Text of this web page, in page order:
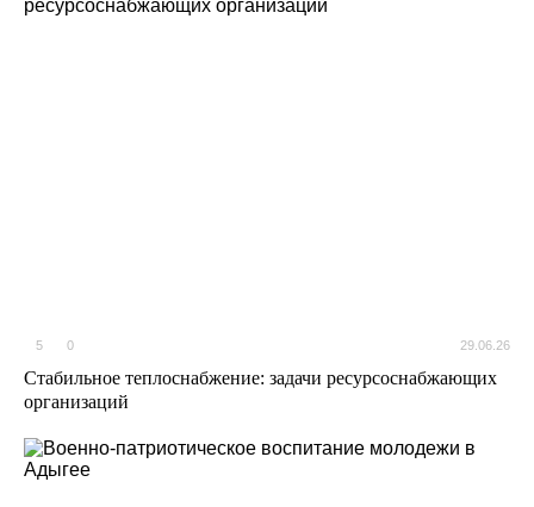
5 0 29.06.26
Стабильное теплоснабжение: задачи ресурсоснабжающих
организаций